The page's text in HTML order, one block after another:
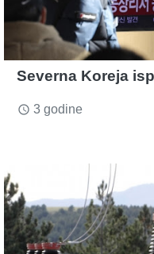
Severna Koreja
access_time 3 godine